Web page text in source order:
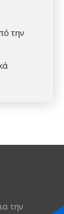
την
την